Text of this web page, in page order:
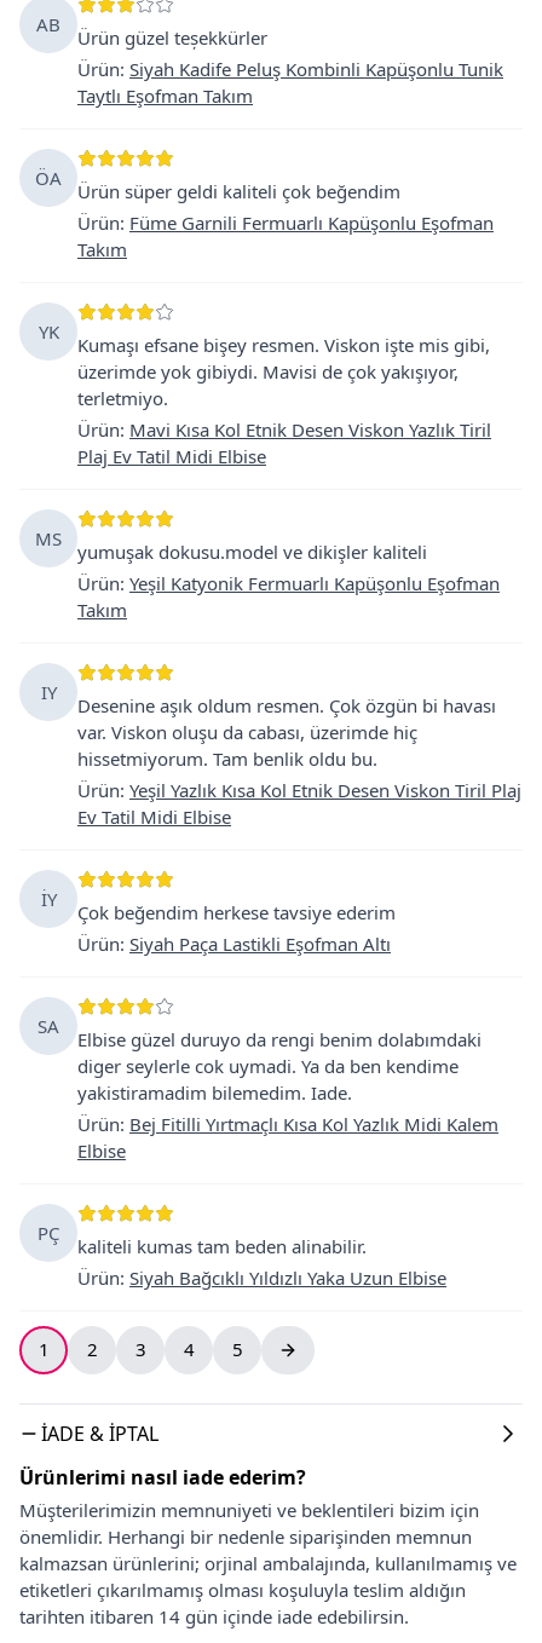
AB
Ürün güzel teșekkürler
Ürün: Siyah Kadife Peluş Kombinli Kapüşonlu Tunik
Taytlı Eşofman Takım
ÖA
Ürün süper geldi kaliteli çok beğendim
Ürün: Füme Garnili Fermuarlı Kapüşonlu Eşofman
Takım
YK
Kumaşı efsane bişey resmen. Viskon işte mis gibi,
üzerimde yok gibiydi. Mavisi de çok yakışıyor,
terletmiyo.
Ürün: Mavi Kısa Kol Etnik Desen Viskon Yazlık Tiril
Plaj Ev Tatil Midi Elbise
MS
yumuşak dokusu.model ve dikişler kaliteli
Ürün: Yeşil Katyonik Fermuarlı Kapüşonlu Eşofman
Takım
IY
Desenine aşık oldum resmen. Çok özgün bi havası
var. Viskon oluşu da cabası, üzerimde hiç
hissetmiyorum. Tam benlik oldu bu.
Ürün: Yeşil Yazlık Kısa Kol Etnik Desen Viskon Tiril Plaj
Ev Tatil Midi Elbise
İY
Çok beğendim herkese tavsiye ederim
Ürün: Siyah Paça Lastikli Eşofman Altı
SA
Elbise güzel duruyo da rengi benim dolabımdaki
diger seylerle cok uymadi. Ya da ben kendime
yakistiramadim bilemedim. Iade.
Ürün: Bej Fitilli Yırtmaçlı Kısa Kol Yazlık Midi Kalem
Elbise
PÇ
kaliteli kumas tam beden alinabilir.
Ürün: Siyah Bağcıklı Yıldızlı Yaka Uzun Elbise
1 2 3 4 5
İADE & İPTAL
Ürünlerimi nasıl iade ederim?
Müşterilerimizin memnuniyeti ve beklentileri bizim için
önemlidir. Herhangi bir nedenle siparişinden memnun
kalmazsan ürünlerini; orjinal ambalajında, kullanılmamış ve
etiketleri çıkarılmamış olması koşuluyla teslim aldığın
tarihten itibaren 14 gün içinde iade edebilirsin.